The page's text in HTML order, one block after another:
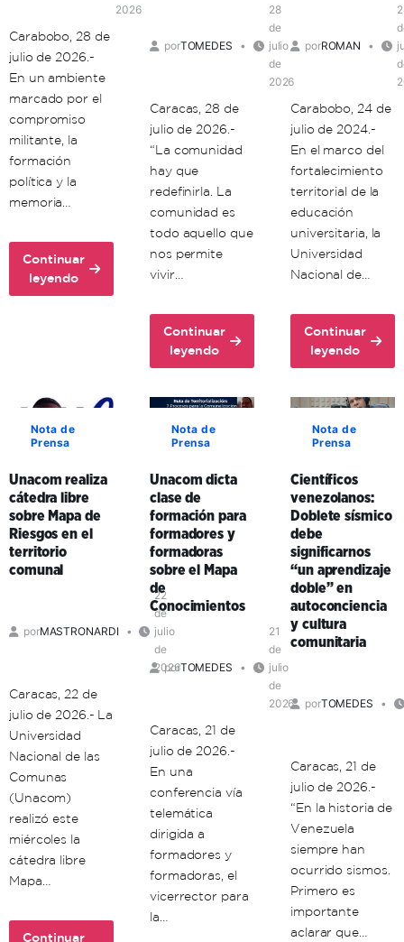
2026
Carabobo, 28 de
julio de 2026.-
En un ambiente
marcado por el
compromiso
militante, la
formación
política y la
memoria…
Continuar
leyendo
about
Unacom
Hugo
Chávez
porTOMEDES
28
de
julio
de
2026
Caracas, 28 de
julio de 2026.-
“La comunidad
hay que
redefinirla. La
comunidad es
todo aquello que
nos permite
vivir…
Continuar
leyendo
about
Ante
guerra
cognitiva,
investigador
expresó
que
existe
la
necesidad
de
una
ética
de
la
vida
porROMAN
Carabobo, 24 de
julio de 2024.-
En el marco del
fortalecimiento
territorial de la
educación
universitaria, la
Universidad
Nacional de…
Continuar
leyendo
about
Unacom
enlaces
formativos
en
fortalecen
la
educación
universitaria
en
el
territorio
comunal
Nota de
Prensa
Unacom realiza
cátedra libre
sobre Mapa de
Riesgos en el
territorio
comunal
porMASTRONARDI
22
de
julio
de
2026
Caracas, 22 de
julio de 2026.- La
Universidad
Nacional de las
Comunas
(Unacom)
realizó este
miércoles la
cátedra libre
Mapa…
Continuar
Nota de
Prensa
Unacom dicta
clase de
formación para
formadores y
formadoras
sobre el Mapa
de
Conocimientos
porTOMEDES
21
de
julio
de
2026
Caracas, 21 de
julio de 2026.-
En una
conferencia vía
telemática
dirigida a
formadores y
formadoras, el
vicerrector para
la…
Nota de
Prensa
Científicos
venezolanos:
Doblete sísmico
debe
significarnos
“un aprendizaje
doble” en
autoconciencia
y cultura
comunitaria
porTOMEDES
Caracas, 21 de
julio de 2026.-
“En la historia de
Venezuela
siempre han
ocurrido sismos.
Primero es
importante
aclarar que…